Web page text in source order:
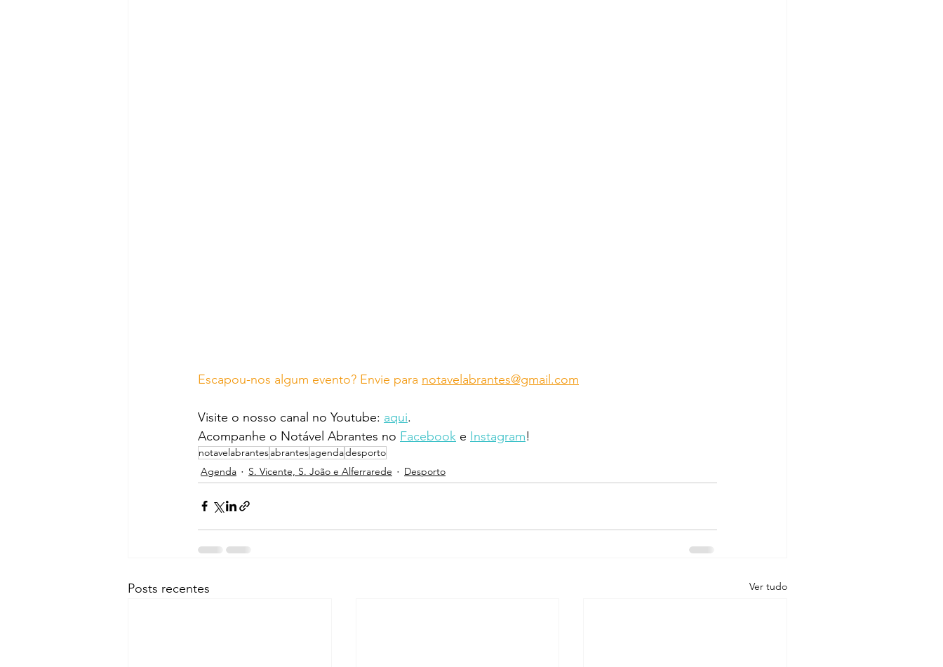
Escapou-nos algum evento? Envie para notavelabrantes@gmail.com
Visite o nosso canal no Youtube: aqui.
Acompanhe o Notável Abrantes no Facebook e Instagram!
notavelabrantesabrantesagendadesporto
Agenda
S. Vicente, S. João e Alferrarede Desporto
Posts recentes Ver tudo